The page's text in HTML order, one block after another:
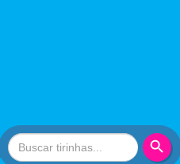
Search
for: